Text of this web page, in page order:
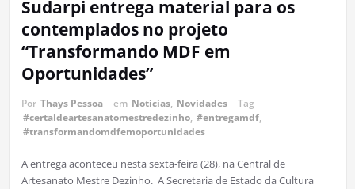
Sudarpi entrega material para os
contemplados no projeto
“Transformando MDF em
Oportunidades”
Por Thays Pessoa em Notícias, Novidades
Tag
#certaldeartesanatomestredezinho, #entregamdf,
#transformandomdfemoportunidades
A entrega aconteceu nesta sexta-feira (28), na Central de
Artesanato Mestre Dezinho. A Secretaria de Estado da Cultura